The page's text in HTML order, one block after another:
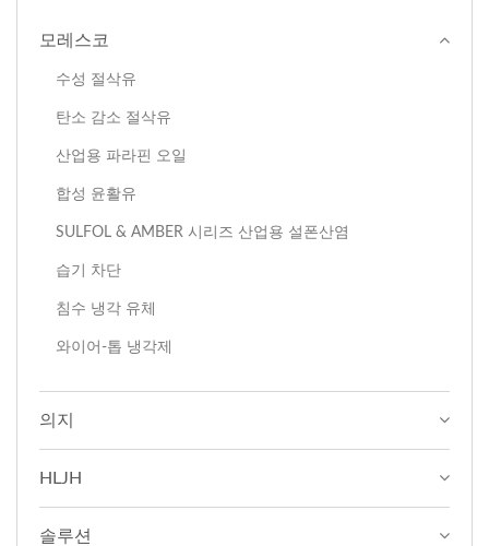
모레스코
수성 절삭유
탄소 감소 절삭유
산업용 파라핀 오일
합성 윤활유
SULFOL & AMBER 시리즈 산업용 설폰산염
습기 차단
침수 냉각 유체
와이어-톱 냉각제
의지
HLJH
솔루션